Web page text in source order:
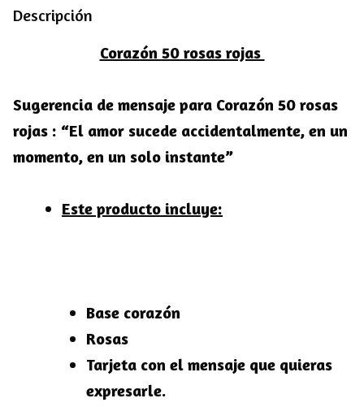
Descripción
Corazón 50 rosas rojas
Sugerencia de mensaje para Corazón 50 rosas
rojas : “El amor sucede accidentalmente, en un
momento, en un solo instante”
Este producto incluye:
Base corazón
Rosas
Tarjeta con el mensaje que quieras
expresarle.